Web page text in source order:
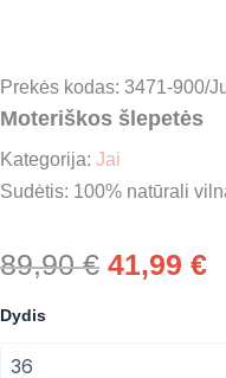
Prekės kodas: 3471-900/
Moteriškos šlepetės
Kategorija: Jai
Sudėtis: 100% natūrali
89,90€ Original
41,99 €
Dydis
Moteriškos
šlepetės